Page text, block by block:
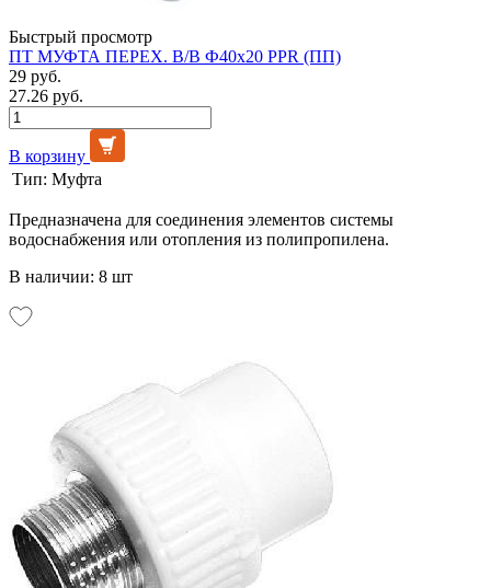
Быстрый просмотр
ПТ МУФТА ПЕРЕХ. В/В Ф40х20 PPR (ПП)
29 руб.
27.26 руб.
В корзину
Тип: Муфта
Предназначена для соединения элементов системы
водоснабжения или отопления из полипропилена.
В наличии: 8 шт